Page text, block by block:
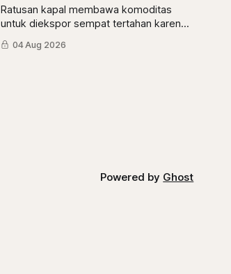
Ratusan kapal membawa komoditas
untuk diekspor sempat tertahan karena
aturan larangan ekspor logam tanah
jarang. Kini, semua masalah selesai dan
04 Aug 2026
Powered by Ghost